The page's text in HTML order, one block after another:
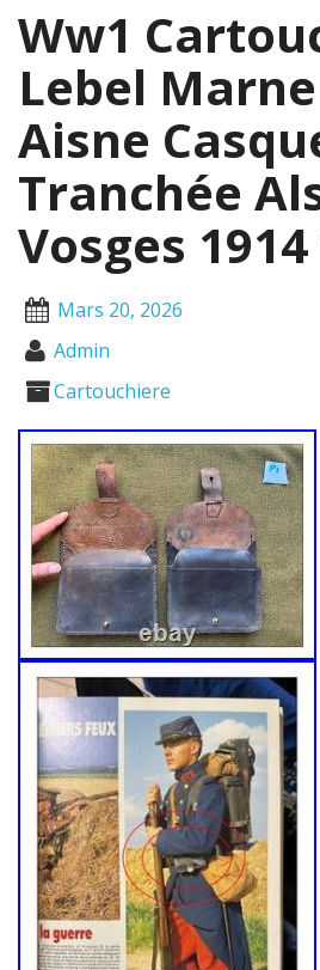
Ww1
Lebel
Aisne
Tranchée
Vosges 1914
Mars 20, 2026
Admin
Cartouchiere